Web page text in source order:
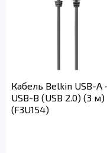
Кабель Belkin USB-A
USB-B (USB 2.0) (3 м)
(F3U154)